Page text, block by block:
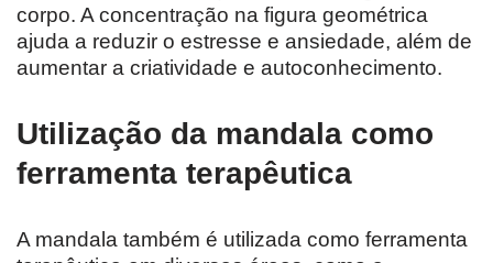
corpo. A concentração na figura geométrica
ajuda a reduzir o estresse e ansiedade, além de
aumentar a criatividade e autoconhecimento.
Utilização da mandala como
ferramenta terapêutica
A mandala também é utilizada como ferramenta